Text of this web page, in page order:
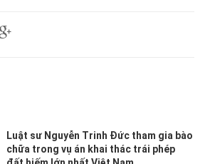
Luật sư Nguyễn Trinh Đức tham gia bào
chữa trong vụ án khai thác trái phép